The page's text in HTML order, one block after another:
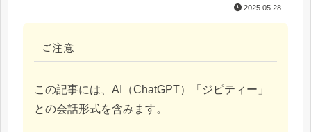
2025.05.28
ご注意
この記事には、AI（ChatGPT）「ジピティー」
との会話形式を含みます。